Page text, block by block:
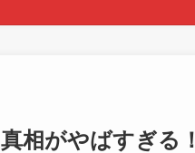
相がやばすぎる！